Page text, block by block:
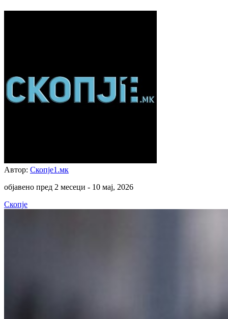
Автор: Скопје1.мк
објавено пред 2 месеци - 10 мај, 2026
Скопје